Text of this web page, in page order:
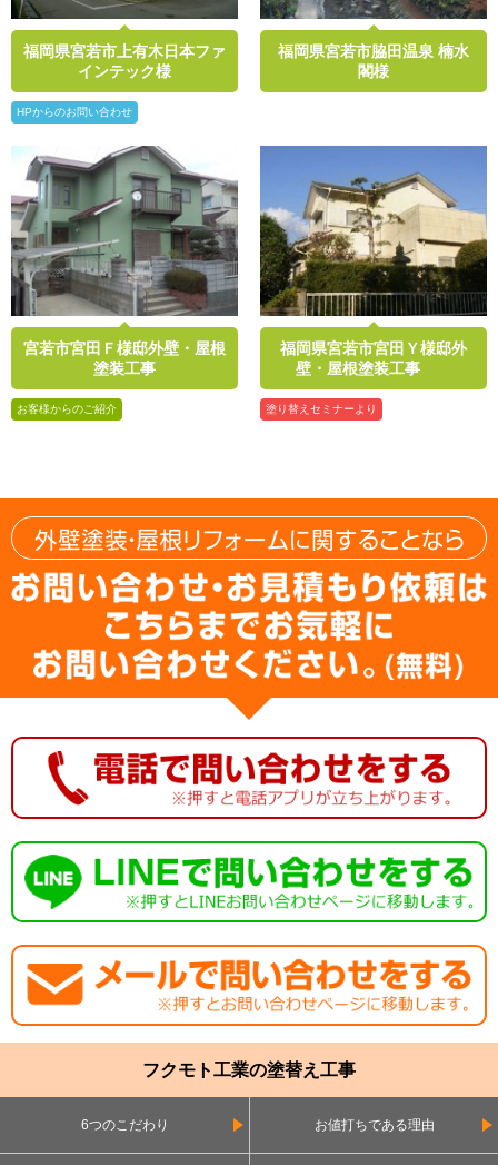
福岡県宮若市上有木日本ファ
インテック様
HPからのお問い合わせ
福岡県宮若市脇田温泉 楠水
閣様
宮若市宮田Ｆ様邸外壁・屋根
塗装工事
お客様からのご紹介
福岡県宮若市宮田Ｙ様邸外
壁・屋根塗装工事
塗り替えセミナーより
フクモト工業の塗替え工事
6つのこだわり お値打ちである理由